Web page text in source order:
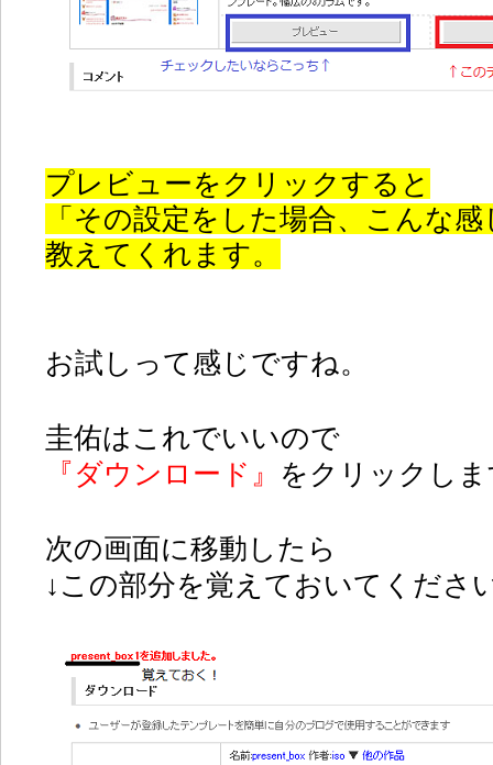
プレビューをクリックすると
「その設定をした場合、こんな
教えてくれます。
お試しって感じですね。
圭佑はこれでいいので
『ダウンロード』
をクリックし
次の画面に移動したら
↓この部分を覚えておいてくださ